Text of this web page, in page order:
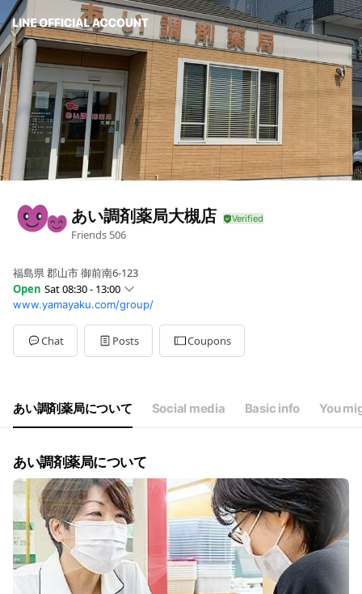
あい調剤薬局大槻店
Friends 506
福島県 郡山市 御前南6-123
Open Sat 08:30 - 13:00
SunClosed
Mon08:30 - 12:00,14:00 - 18:30
Tue08:30 - 12:00,14:00 - 18:30
Wed08:30 - 12:00
Sat
08:30 - 13:00
日曜日・祝日は休業
www.yamayaku.com/group/
Chat Posts Coupons
あい調剤薬局について Social media Basic info You
あい調剤薬局について